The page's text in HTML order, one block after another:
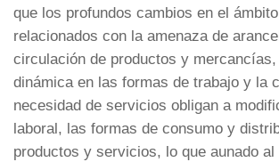
que los profundos cambios en el
relacionados con la amenaza de
circulación de productos y
dinámica en las formas de trabajo y la
necesidad de servicios obligan a
laboral, las formas de consumo y
productos y servicios, lo que aunado